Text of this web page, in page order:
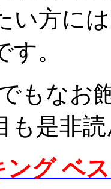
い方に
。
もなお
も是非
ング